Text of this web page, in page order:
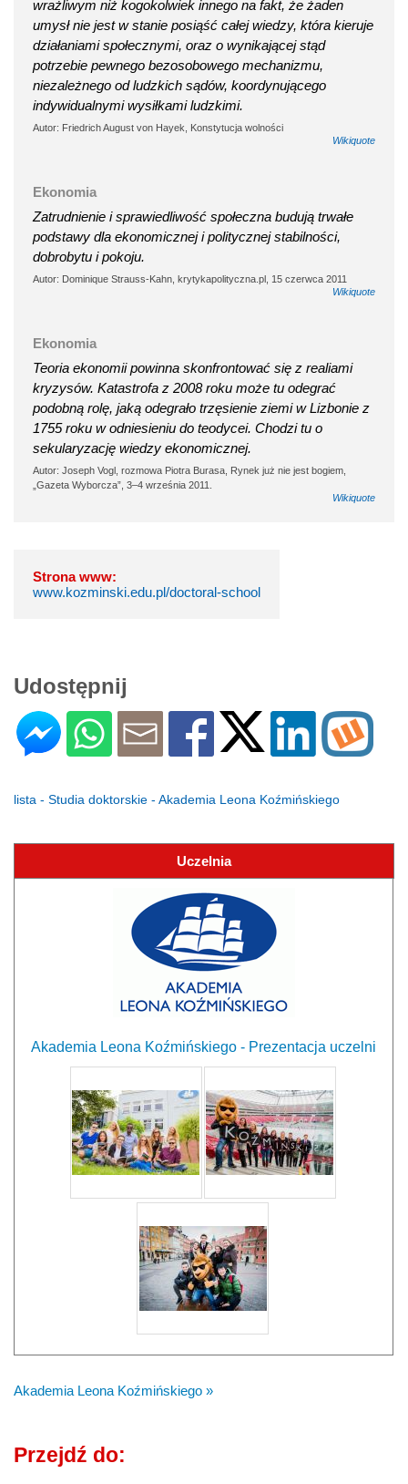
wrażliwym niż kogokolwiek innego na fakt, że żaden
umysł nie jest w stanie posiąść całej wiedzy, która kieruje
działaniami społecznymi, oraz o wynikającej stąd
potrzebie pewnego bezosobowego mechanizmu,
niezależnego od ludzkich sądów, koordynującego
indywidualnymi wysiłkami ludzkimi.
Autor: Friedrich August von Hayek, Konstytucja wolności
Wikiquote
Ekonomia
Zatrudnienie i sprawiedliwość społeczna budują trwałe
podstawy dla ekonomicznej i politycznej stabilności,
dobrobytu i pokoju.
Autor: Dominique Strauss-Kahn, krytykapolityczna.pl, 15 czerwca 2011
Wikiquote
Ekonomia
Teoria ekonomii powinna skonfrontować się z realiami
kryzysów. Katastrofa z 2008 roku może tu odegrać
podobną rolę, jaką odegrało trzęsienie ziemi w Lizbonie z
1755 roku w odniesieniu do teodycei. Chodzi tu o
sekularyzację wiedzy ekonomicznej.
Autor: Joseph Vogl, rozmowa Piotra Burasa, Rynek już nie jest bogiem,
„Gazeta Wyborcza”, 3–4 września 2011.
Wikiquote
Strona www:
www.kozminski.edu.pl/doctoral-school
Udostępnij
lista - Studia doktorskie - Akademia Leona Koźmińskiego
Uczelnia
Akademia Leona Koźmińskiego - Prezentacja uczelni
Akademia Leona Koźmińskiego »
Przejdź do: